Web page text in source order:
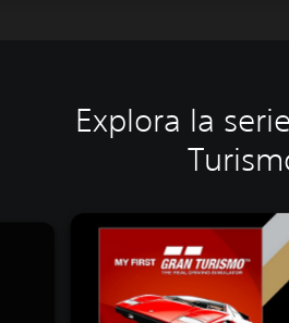
Explora la